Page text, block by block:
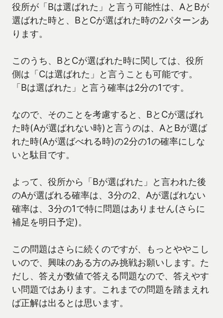
役所が「Bは選ばれた」と言う可能性は、AとBが
選ばれた時と、BとCが選ばれた時の2パターンあ
ります。
このうち、BとCが選ばれた時に関しては、役所
側は「Cは選ばれた」と言うことも可能です。
「Bは選ばれた」と言う確率は2分の1です。
なので、そのことを考慮すると、BとCが選ばれ
た時(Aが選ばれない時)と言うのは、AとBが選ば
れた時(Aが選ばべれる時)の2分の1の確率にしな
いと駄目です。
よって、役所から「Bが選ばれた」と言われた後
のAが選ばれる確率は、3分の2、Aが選ばれない
確率は、3分の1で特に問題はありません(さらに
補足を明日予定)。
この問題はさらに続くのですが、もっとややこし
いので、興味のある方のみ挑戦お願いします。た
だし、答えが数値で答える問題なので、答えやす
い問題ではあります。これまでの問題を踏まえれ
ば正解は出るとは思います。